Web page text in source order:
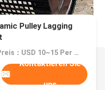
Pulley Lagging
Preis：USD 10~15 Per Week
Kontaktieren Sie
uns